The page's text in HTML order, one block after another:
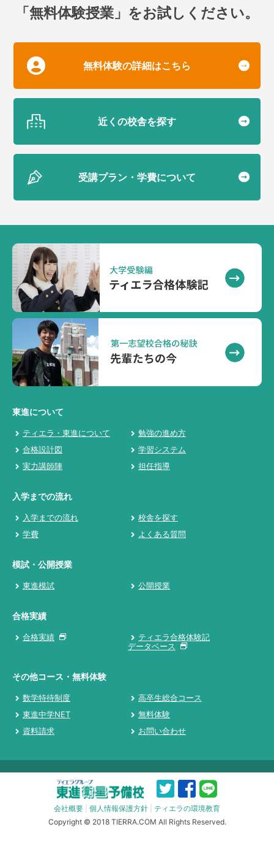
「無料体験授業」をお試しください。
無料体験の詳細はこちら
近くの校舎を探す
受講プラン・学費について
東進について
ティエラ・東進について
勉強の進め方
合格設計図
学習システム
実力講師陣
担任指導
入学までの流れ
入学までの流れ
校舎を探す
学費
よくある質問
模試・公開授業
東進模試 公開授業
合格実績
合格実績
ティエラ合格体験記
データベース
その他コース・無料体験
数学特待制度
高卒生総合コース
東進中学NET
無料体験
資料請求
お問い合わせ
会社概要 個人情報保護方針
ティエラの環境教育
Copyright © 2018 TIERRA.COM All Rights Reserved.